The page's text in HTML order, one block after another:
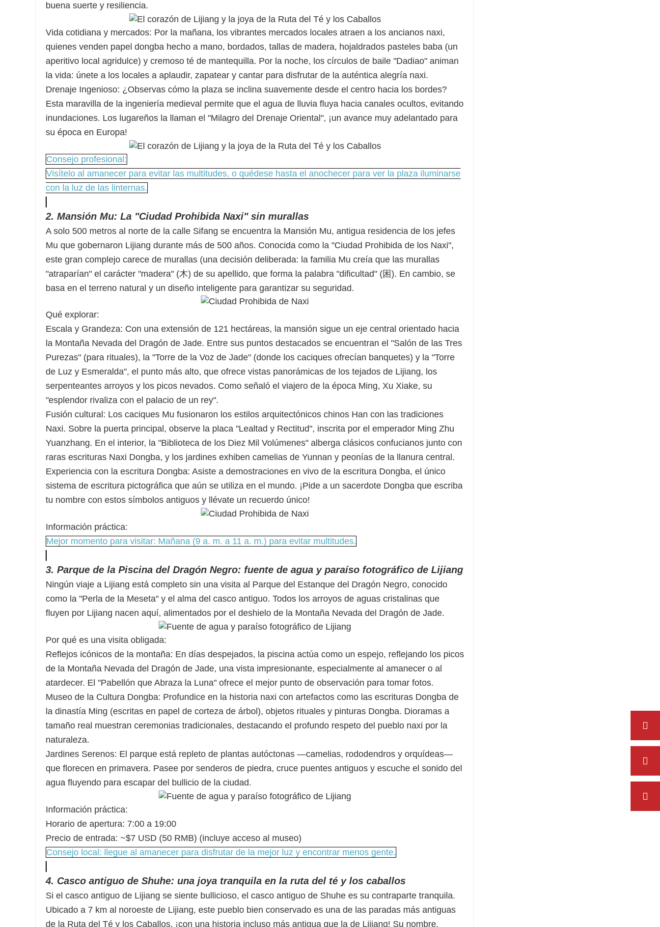
buena suerte y resiliencia.
Vida cotidiana y mercados: Por la mañana, los vibrantes mercados locales atraen a los ancianos naxi,
quienes venden papel dongba hecho a mano, bordados, tallas de madera, hojaldrados pasteles baba (un
aperitivo local agridulce) y cremoso té de mantequilla. Por la noche, los círculos de baile "Dadiao" animan
la vida: únete a los locales a aplaudir, zapatear y cantar para disfrutar de la auténtica alegría naxi.
Drenaje Ingenioso: ¿Observas cómo la plaza se inclina suavemente desde el centro hacia los bordes?
Esta maravilla de la ingeniería medieval permite que el agua de lluvia fluya hacia canales ocultos, evitando
inundaciones. Los lugareños la llaman el "Milagro del Drenaje Oriental", ¡un avance muy adelantado para
su época en Europa!
Consejo profesional:
Visítelo al amanecer para evitar las multitudes, o quédese hasta el anochecer para ver la plaza iluminarse
con la luz de las linternas.
2. Mansión Mu: La "Ciudad Prohibida Naxi" sin murallas
A solo 500 metros al norte de la calle Sifang se encuentra la Mansión Mu, antigua residencia de los jefes
Mu que gobernaron Lijiang durante más de 500 años. Conocida como la "Ciudad Prohibida de los Naxi",
este gran complejo carece de murallas (una decisión deliberada: la familia Mu creía que las murallas
"atraparían" el carácter "madera" (木) de su apellido, que forma la palabra "dificultad" (困). En cambio, se
basa en el terreno natural y un diseño inteligente para garantizar su seguridad.
Qué explorar:
Escala y Grandeza: Con una extensión de 121 hectáreas, la mansión sigue un eje central orientado hacia
la Montaña Nevada del Dragón de Jade. Entre sus puntos destacados se encuentran el "Salón de las Tres
Purezas" (para rituales), la "Torre de la Voz de Jade" (donde los caciques ofrecían banquetes) y la "Torre
de Luz y Esmeralda", el punto más alto, que ofrece vistas panorámicas de los tejados de Lijiang, los
serpenteantes arroyos y los picos nevados. Como señaló el viajero de la época Ming, Xu Xiake, su
"esplendor rivaliza con el palacio de un rey".
Fusión cultural: Los caciques Mu fusionaron los estilos arquitectónicos chinos Han con las tradiciones
Naxi. Sobre la puerta principal, observe la placa "Lealtad y Rectitud", inscrita por el emperador Ming Zhu
Yuanzhang. En el interior, la "Biblioteca de los Diez Mil Volúmenes" alberga clásicos confucianos junto con
raras escrituras Naxi Dongba, y los jardines exhiben camelias de Yunnan y peonías de la llanura central.
Experiencia con la escritura Dongba: Asiste a demostraciones en vivo de la escritura Dongba, el único
sistema de escritura pictográfica que aún se utiliza en el mundo. ¡Pide a un sacerdote Dongba que escriba
tu nombre con estos símbolos antiguos y llévate un recuerdo único!
Información práctica:
Mejor momento para visitar: Mañana (9 a. m. a 11 a. m.) para evitar multitudes.
3. Parque de la Piscina del Dragón Negro: fuente de agua y paraíso fotográfico de Lijiang
Ningún viaje a Lijiang está completo sin una visita al Parque del Estanque del Dragón Negro, conocido
como la "Perla de la Meseta" y el alma del casco antiguo. Todos los arroyos de aguas cristalinas que
fluyen por Lijiang nacen aquí, alimentados por el deshielo de la Montaña Nevada del Dragón de Jade.
Por qué es una visita obligada:
Reflejos icónicos de la montaña: En días despejados, la piscina actúa como un espejo, reflejando los picos
de la Montaña Nevada del Dragón de Jade, una vista impresionante, especialmente al amanecer o al
atardecer. El "Pabellón que Abraza la Luna" ofrece el mejor punto de observación para tomar fotos.
Museo de la Cultura Dongba: Profundice en la historia naxi con artefactos como las escrituras Dongba de
la dinastía Ming (escritas en papel de corteza de árbol), objetos rituales y pinturas Dongba. Dioramas a
tamaño real muestran ceremonias tradicionales, destacando el profundo respeto del pueblo naxi por la
naturaleza.
Jardines Serenos: El parque está repleto de plantas autóctonas —camelias, rododendros y orquídeas—
que florecen en primavera. Pasee por senderos de piedra, cruce puentes antiguos y escuche el sonido del
agua fluyendo para escapar del bullicio de la ciudad.
Información práctica:
Horario de apertura: 7:00 a 19:00
Precio de entrada: ~$7 USD (50 RMB) (incluye acceso al museo)
Consejo local: llegue al amanecer para disfrutar de la mejor luz y encontrar menos gente.
4. Casco antiguo de Shuhe: una joya tranquila en la ruta del té y los caballos
Si el casco antiguo de Lijiang se siente bullicioso, el casco antiguo de Shuhe es su contraparte tranquila.
Ubicado a 7 km al noroeste de Lijiang, este pueblo bien conservado es una de las paradas más antiguas
de la Ruta del Té y los Caballos, ¡con una historia incluso más antigua que la de Lijiang! Su nombre,